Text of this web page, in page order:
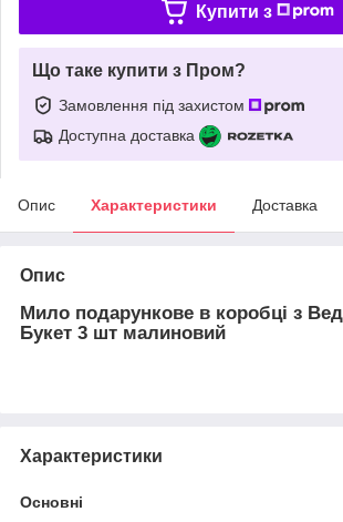
Купити з
Що таке купити з Пром?
Замовлення під захистом
Доступна доставка
Опис Характеристики Доставка
Опис
Мило подарункове в коробці з
Букет 3 шт малиновий
Характеристики
Основні